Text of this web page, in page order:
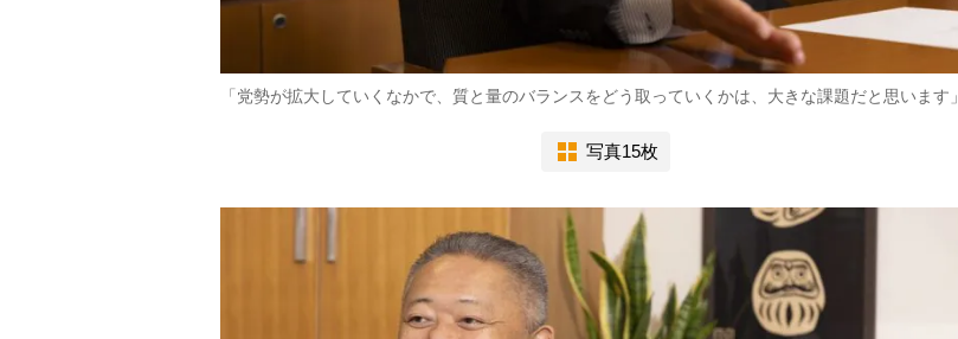
「党勢が拡大していくなかで、質と量のバランスをどう取っていくかは、大きな課題だと思います」
写真15枚